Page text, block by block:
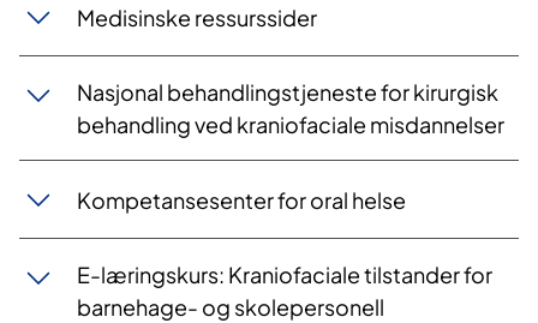
Medisinske ressurssider
Nasjonal behandlingstjeneste for kirurgisk
behandling ved kraniofaciale misdannelser
Kompetansesenter for oral helse
E-læringskurs: Kraniofaciale tilstander for
barnehage- og skolepersonell